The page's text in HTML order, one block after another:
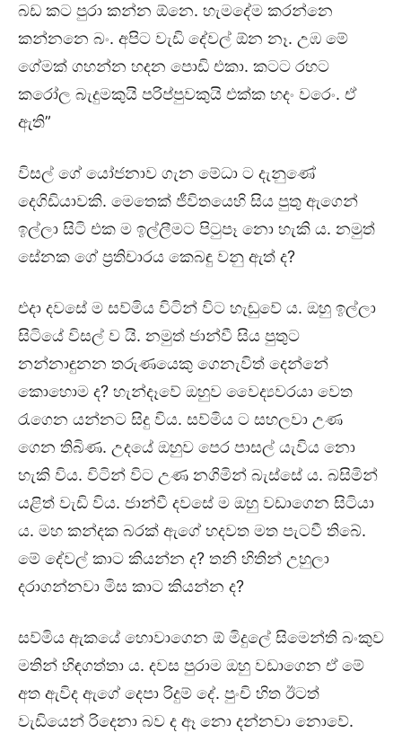
බඩ කට පුරා කන්න ඕනෙ. හැමදේම කරන්නෙ
කන්නනෙ බං. අපිට වැඩි දේවල් ඕන නෑ. උඹ මේ
ගේමක් ගහන්න හදන පොඩි එකා. කටට රහට
කරෝල බැදුමකුයි පරිප්පුවකුයි එක්ක හදං වරෙං. ඒ
ඇති”
විසල් ගේ යෝජනාව ගැන මේධා ට දැනුණේ
දෙගිඩියාවකි. මෙතෙක් ජීවිතයෙහි සිය පුතු ඇගෙන්
ඉල්ලා සිටි එක ම ඉල්ලීමට පිටුපෑ නො හැකි ය. නමුත්
සේනක ගේ ප්‍රතිචාරය කෙබඳු වනු ඇත් ද?
එදා දවසේ ම සව්මිය විටින් විට හැඬුවේ ය. ඔහු ඉල්ලා
සිටියේ විසල් ව යි. නමුත් ජාන්වී සිය පුතුට
නන්නාඳුනන තරුණයෙකු ගෙනැවිත් දෙන්නේ
කොහොම ද? හැන්දෑවේ ඔහුව වෛද්‍යවරයා වෙත
රැගෙන යන්නට සිදු විය. සව්මිය ට සහලවා උණ
ගෙන තිබිණ. උදයේ ඔහුව පෙර පාසල් යැවිය නො
හැකි විය. විටින් විට උණ නගිමින් බැස්සේ ය. බසිමින්
යළිත් වැඩි විය. ජාන්වී දවසේ ම ඔහු වඩාගෙන සිටියා
ය. මහ කන්දක බරක් ඇගේ හදවත මත පැටවී තිබේ.
මේ දේවල් කාට කියන්න ද? තනි හිතින් උහුලා
දරාගන්නවා මිස කාට කියන්න ද?
සව්මිය ඇකයේ හොවාගෙන ඕ මිදුලේ සිමෙන්ති බංකුව
මතින් හිඳගත්තා ය. දවස පුරාම ඔහු වඩාගෙන ඒ මේ
අත ඇවිද ඇගේ දෙපා රිදුම් දේ. පුංචි හිත ඊටත්
වැඩියෙන් රිදෙනා බව ද ඈ නො දන්නවා නොවේ.